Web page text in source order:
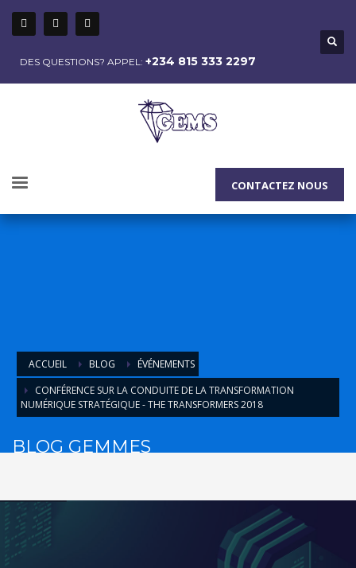
DES QUESTIONS? APPEL: +234 815 333 2297
CONTACTEZ NOUS
ACCUEIL BLOG
ÉVÉNEMENTS
CONFÉRENCE SUR LA CONDUITE DE LA TRANSFORMATION
NUMÉRIQUE STRATÉGIQUE - THE TRANSFORMERS 2018
BLOG GEMMES